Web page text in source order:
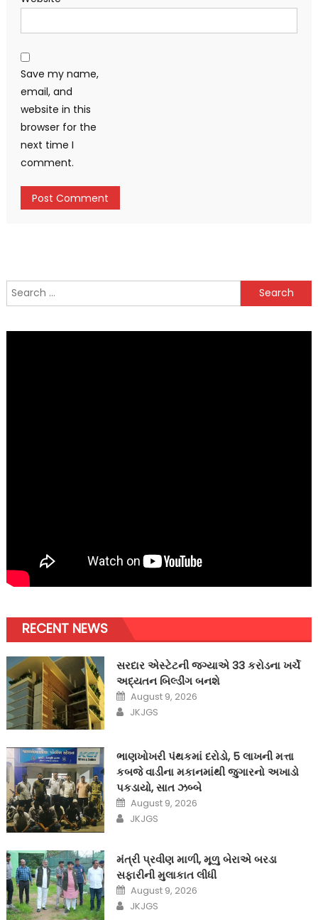
Save my name,
email, and
website in this
browser for the
next time I
comment.
Search
for:
RECENT NEWS
સરદાર એસ્ટેટની જગ્યાએ 33 કરોડના ખર્ચે
અદ્યતન બિલ્ડીંગ બનશે
Posted
on
August 9, 2026
Author
JKJGS
ભાણખોખરી પંથકમાં દરોડો, 5 લાખની મત્તા
કબજે વાડીના મકાનમાંથી જુગારનો અખાડો
પકડાયો, સાત ઝબ્બે
Posted
on
August 9, 2026
Author
JKJGS
મંત્રી પ્રવીણ માળી, મૂળુ બેરાએ બરડા
સફારીની મુલાકાત લીધી
Posted
on
August 9, 2026
Author
JKJGS